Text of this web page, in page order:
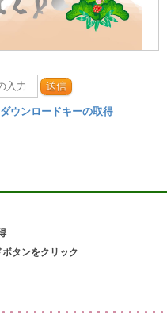
送信
ダウンロードキーの取得
タンをクリック